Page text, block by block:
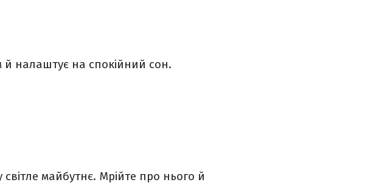
й налаштує на спокійний сон.
майбутнє. Мрійте про нього й